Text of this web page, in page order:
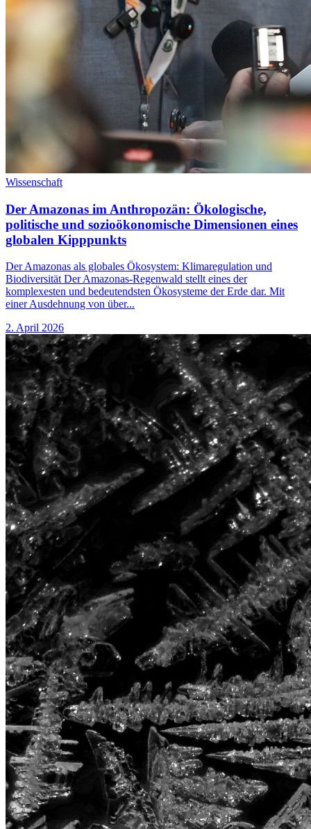
Wissenschaft
Der Amazonas im Anthropozän: Ökologische,
politische und sozioökonomische Dimensionen eines
globalen Kipppunkts
Der Amazonas als globales Ökosystem: Klimaregulation und
Biodiversität Der Amazonas-Regenwald stellt eines der
komplexesten und bedeutendsten Ökosysteme der Erde dar. Mit
einer Ausdehnung von über...
2. April 2026